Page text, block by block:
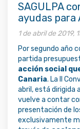
SAGULPA
ayudas para
1 de abril de 2019,
Por segundo año
partida
acción social
Canaria. La II
abril, está dirigida
vuelve a contar
presentación de
exclusivamente